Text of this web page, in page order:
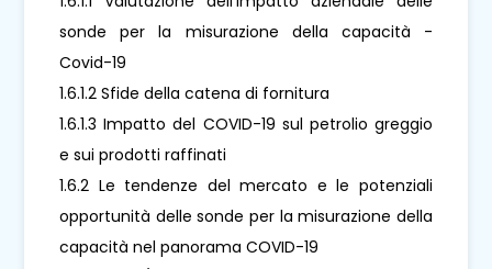
sonde per la misurazione della capacità -
Covid-19
1.6.1.2 Sfide della catena di fornitura
1.6.1.3 Impatto del COVID-19 sul petrolio greggio
e sui prodotti raffinati
1.6.2 Le tendenze del mercato e le potenziali
opportunità delle sonde per la misurazione della
capacità nel panorama COVID-19